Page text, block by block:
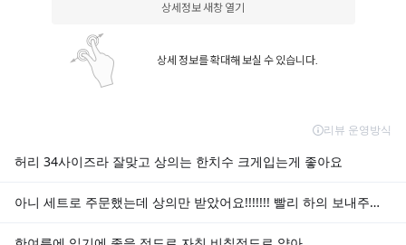
상세정보 새창 열기
상세 정보를 확대해 보실 수 있습니다.